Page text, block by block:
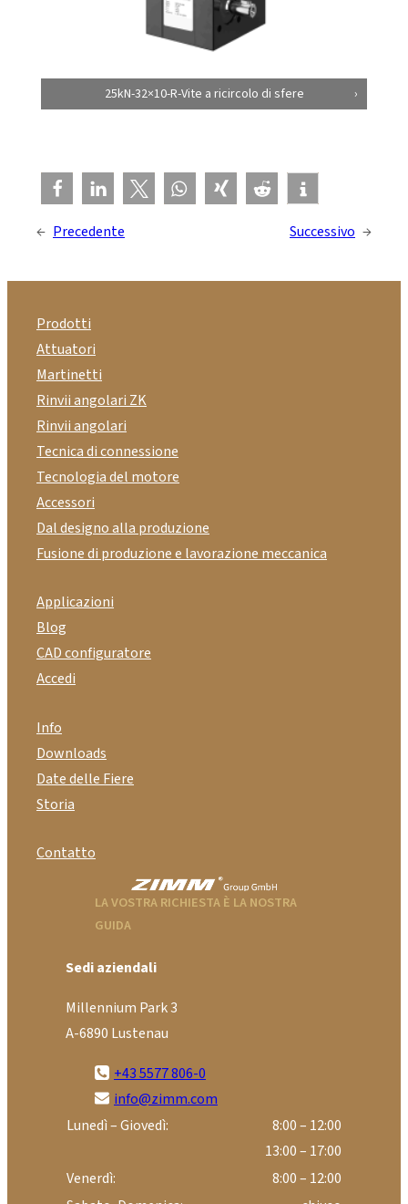
25kN-32×10-R-Vite a ricircolo di sfere
← Precedente Successivo →
Prodotti
Attuatori
Martinetti
Rinvii angolari ZK
Rinvii angolari
Tecnica di connessione
Tecnologia del motore
Accessori
Dal designo alla produzione
Fusione di produzione e lavorazione meccanica
Applicazioni
Blog
CAD configuratore
Accedi
Info
Downloads
Date delle Fiere
Storia
Contatto
LA VOSTRA RICHIESTA È LA NOSTRA
GUIDA
Sedi aziendali
Millennium Park 3
A-6890 Lustenau
+43 5577 806-0
info@zimm.com
Lunedì – Giovedì:
8:00 – 12:00
13:00 – 17:00
Venerdì:
8:00 – 12:00